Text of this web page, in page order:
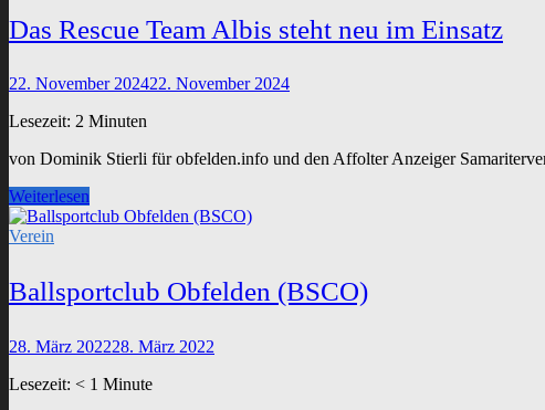
Das Rescue Team Albis steht neu im Einsatz
22. November 202422. November 2024
Lesezeit: 2 Minuten
von Dominik Stierli für obfelden.info und den Affolter Anzeiger
Das
Rescue
Team
neu
Weiterlesen
Verein
Ballsportclub Obfelden (BSCO)
28. März 202228. März 2022
Lesezeit: < 1 Minute